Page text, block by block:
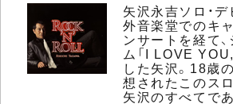
矢沢永吉ソロ・
外音楽堂でのキ
ンサートを経て
ム「I LOVE
した矢沢。18歳
想されたこのス
矢沢のすべてで